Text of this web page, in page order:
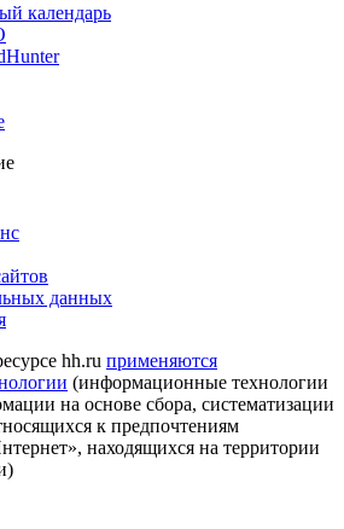
календарь
данных
hh.ru применяются
(информационные технологии
на основе сбора, систематизации
к предпочтениям
находящихся на территории